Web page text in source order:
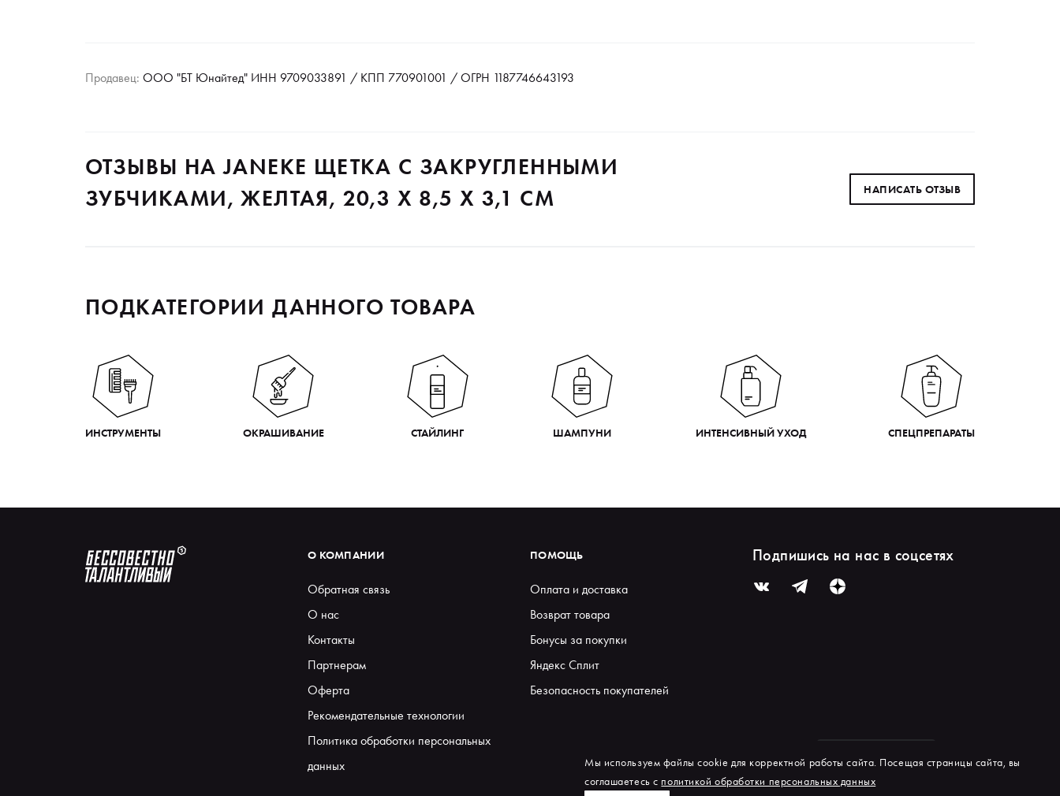
Продавец: ООО "БТ Юнайтед" ИНН 9709033891 / КПП 770901001 / ОГРН 1187746643193
ОТЗЫВЫ НА JANEKE ЩЕТКА С ЗАКРУГЛЕННЫМИ
ЗУБЧИКАМИ, ЖЕЛТАЯ, 20,3 X 8,5 X 3,1 СМ
НАПИСАТЬ ОТЗЫВ
ПОДКАТЕГОРИИ ДАННОГО ТОВАРА
ИНСТРУМЕНТЫ ОКРАШИВАНИЕ СТАЙЛИНГ ШАМПУНИ ИНТЕНСИВНЫЙ УХОД СПЕЦПРЕПАРАТЫ
О КОМПАНИИ
Обратная связь
О нас
Контакты
Партнерам
Оферта
Рекомендательные технологии
Политика обработки персональных
данных
ПОМОЩЬ
Оплата и доставка
Возврат товара
Бонусы за покупки
Яндекс Сплит
Безопасность покупателей
Подпишись на нас в соцсетях
Мы используем файлы cookie для корректной работы сайта. Посещая страницы сайта, вы
соглашаетесь с политикой обработки персональных данных